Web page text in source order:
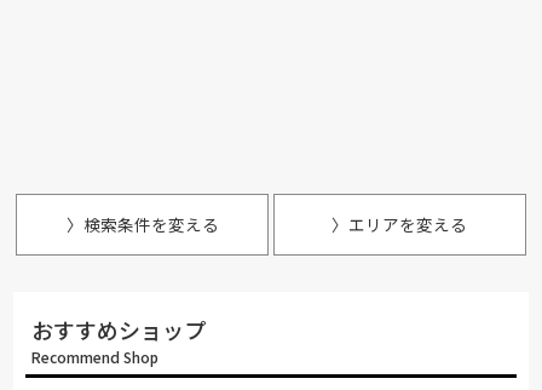
〉検索条件を変える 〉エリアを変える
おすすめショップ
Recommend Shop